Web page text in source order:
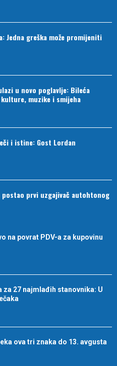
Jedna greška može promijeniti
u novo poglavlje: Bileća
muzike i smijeha
i istine: Gost Lordan
prvi uzgajivač autohtonog
na povrat PDV-a za kupovinu
za 27 najmlađih stanovnika: U
ova tri znaka do 13. avgusta